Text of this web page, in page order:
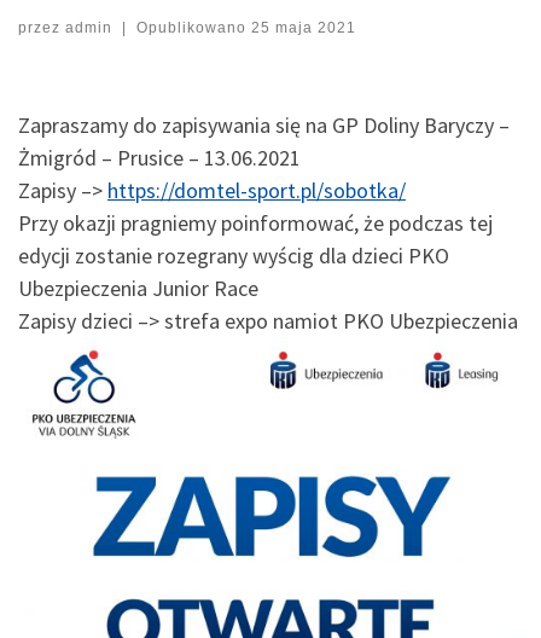
przez admin Opublikowano 25 maja 2021
Zapraszamy do zapisywania się na GP Doliny Baryczy –
Żmigród – Prusice – 13.06.2021
Zapisy –> https://domtel-sport.pl/sobotka/
Przy okazji pragniemy poinformować, że podczas tej
edycji zostanie rozegrany wyścig dla dzieci PKO
Ubezpieczenia Junior Race
Zapisy dzieci –> strefa expo namiot PKO Ubezpieczenia